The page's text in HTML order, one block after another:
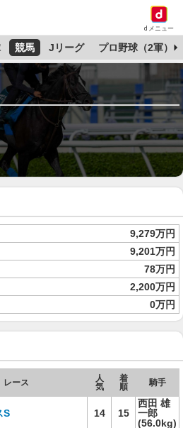
dメニュー
競馬 Jリーグ プロ野球（2軍）
9,279万円
9,201万円
78万円
2,200万円
0万円
レース
人
気
着
順
騎手
S 14 15
西田 雄
一郎
(56.0kg)